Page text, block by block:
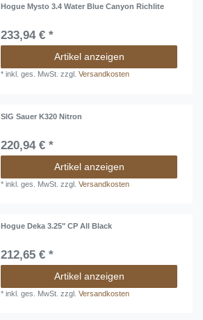
Hogue Mysto 3.4 Water Blue Canyon Richlite
233,94 € *
Artikel anzeigen
*inkl. ges. MwSt. zzgl.Versandkosten
SIG Sauer K320 Nitron
220,94 € *
Artikel anzeigen
*inkl. ges. MwSt. zzgl.Versandkosten
Hogue Deka 3.25" CP All Black
212,65 € *
Artikel anzeigen
*inkl. ges. MwSt. zzgl.Versandkosten